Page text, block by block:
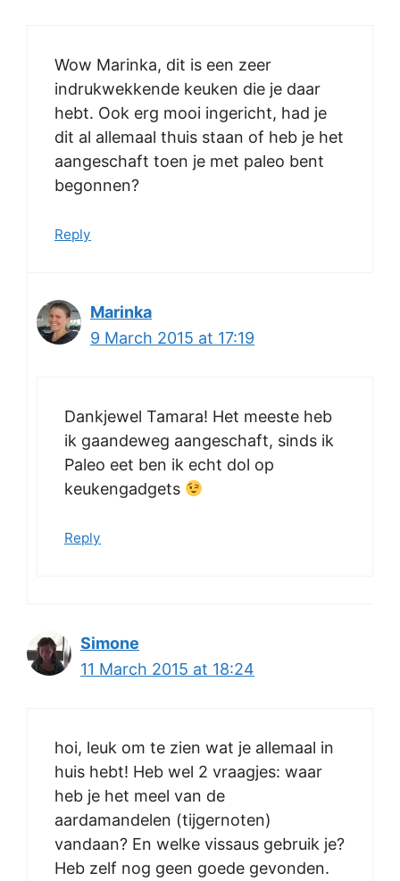
Wow Marinka, dit is een zeer
indrukwekkende keuken die je daar
hebt. Ook erg mooi ingericht, had je
dit al allemaal thuis staan of heb je het
aangeschaft toen je met paleo bent
begonnen?
Reply
Marinka
9 March 2015 at 17:19
Dankjewel Tamara! Het meeste heb
ik gaandeweg aangeschaft, sinds ik
Paleo eet ben ik echt dol op
keukengadgets
Reply
Simone
11 March 2015 at 18:24
hoi, leuk om te zien wat je allemaal in
huis hebt! Heb wel 2 vraagjes: waar
heb je het meel van de
aardamandelen (tijgernoten)
vandaan? En welke vissaus gebruik je?
Heb zelf nog geen goede gevonden.